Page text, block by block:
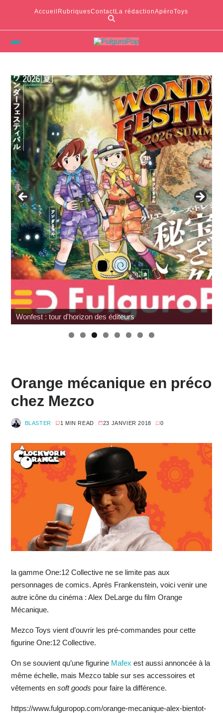
Accueil RubriquesContactLa rédactionApéroToys
Wonfest : tour d'horizon des éditeurs
Orange mécanique en préco
chez Mezco
BLASTER 1 MIN READ 23 JANVIER 2018 0
la gamme One:12 Collective ne se limite pas aux
personnages de comics. Après Frankenstein, voici venir une
autre icône du cinéma : Alex DeLarge du film Orange
Mécanique.
Mezco Toys vient d’ouvrir les pré-commandes pour cette
figurine One:12 Collective.
On se souvient qu’une figurine Mafex est aussi annoncée à la
même échelle, mais Mezco table sur ses accessoires et
vêtements en soft goods pour faire la différence.
https://www.fulguropop.com/orange-mecanique-alex-bientot-